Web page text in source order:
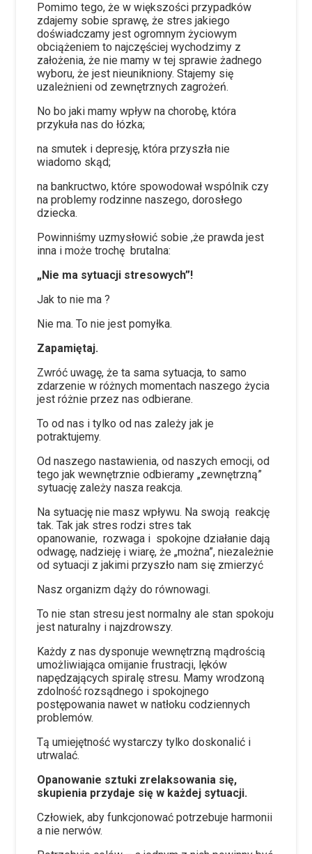
Pomimo tego, że w większości przypadków
zdajemy sobie sprawę, że stres jakiego
doświadczamy jest ogromnym życiowym
obciążeniem to najczęściej wychodzimy z
założenia, że nie mamy w tej sprawie żadnego
wyboru, że jest nieunikniony. Stajemy się
uzależnieni od zewnętrznych zagrożeń.
No bo jaki mamy wpływ na chorobę, która
przykuła nas do łózka;
na smutek i depresję, która przyszła nie
wiadomo skąd;
na bankructwo, które spowodował wspólnik czy
na problemy rodzinne naszego, dorosłego
dziecka.
Powinniśmy uzmysłowić sobie ,że prawda jest
inna i może trochę brutalna:
„Nie ma sytuacji stresowych”!
Jak to nie ma ?
Nie ma. To nie jest pomyłka.
Zapamiętaj.
Zwróć uwagę, że ta sama sytuacja, to samo
zdarzenie w różnych momentach naszego życia
jest różnie przez nas odbierane.
To od nas i tylko od nas zależy jak je
potraktujemy.
Od naszego nastawienia, od naszych emocji, od
tego jak wewnętrznie odbieramy „zewnętrzną”
sytuację zależy nasza reakcja.
Na sytuację nie masz wpływu. Na swoją reakcję
tak. Tak jak stres rodzi stres tak
opanowanie, rozwaga i spokojne działanie dają
odwagę, nadzieję i wiarę, że „można”, niezależnie
od sytuacji z jakimi przyszło nam się zmierzyć
Nasz organizm dąży do równowagi.
To nie stan stresu jest normalny ale stan spokoju
jest naturalny i najzdrowszy.
Każdy z nas dysponuje wewnętrzną mądrością
umożliwiająca omijanie frustracji, lęków
napędzających spiralę stresu. Mamy wrodzoną
zdolność rozsądnego i spokojnego
postępowania nawet w natłoku codziennych
problemów.
Tą umiejętność wystarczy tylko doskonalić i
utrwalać.
Opanowanie sztuki zrelaksowania się,
skupienia przydaje się w każdej sytuacji.
Człowiek, aby funkcjonować potrzebuje harmonii
a nie nerwów.